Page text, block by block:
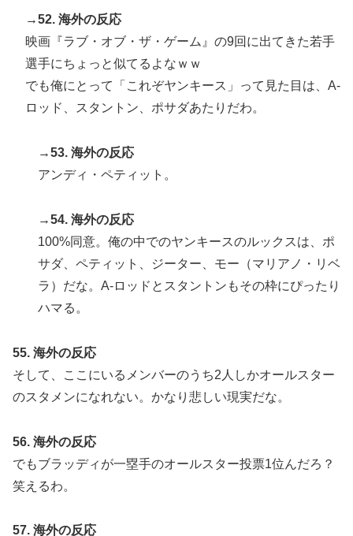
→52. 海外の反応
映画『ラブ・オブ・ザ・ゲーム』の9回に出てきた若手
選手にちょっと似てるよなｗｗ
でも俺にとって「これぞヤンキース」って見た目は、A-
ロッド、スタントン、ポサダあたりだわ。
→53. 海外の反応
アンディ・ペティット。
→54. 海外の反応
100%同意。俺の中でのヤンキースのルックスは、ポ
サダ、ペティット、ジーター、モー（マリアノ・リベ
ラ）だな。A-ロッドとスタントンもその枠にぴったり
ハマる。
55. 海外の反応
そして、ここにいるメンバーのうち2人しかオールスター
のスタメンになれない。かなり悲しい現実だな。
56. 海外の反応
でもブラッディが一塁手のオールスター投票1位んだろ？
笑えるわ。
57. 海外の反応